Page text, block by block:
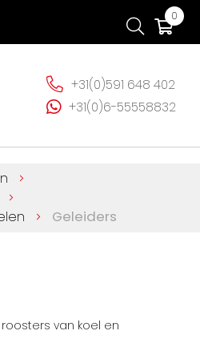
0
+31(0)591 648 402
+31(0)6-55558832
Geleiders
van koel en